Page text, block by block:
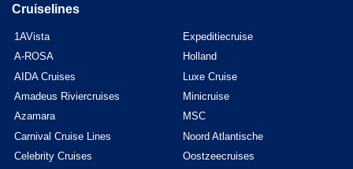
Cruiselines
1AVista
A-ROSA
AIDA Cruises
Amadeus Riviercruises
Azamara
Carnival Cruise Lines
Celebrity Cruises
Expeditiecruise
Holland
Luxe Cruise
Minicruise
MSC
Noord Atlantische
Oostzeecruises